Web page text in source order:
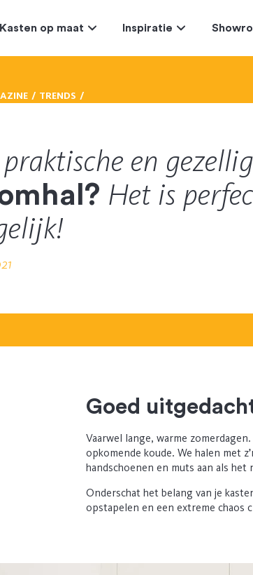
Kasten op maat Inspiratie
TRENDS
praktische en
Het is
Goed
Vaarwel lange, warme
opkomende koude. We halen met
handschoenen en muts aan als
Onderschat het belang van je
opstapelen en een extreme chaos